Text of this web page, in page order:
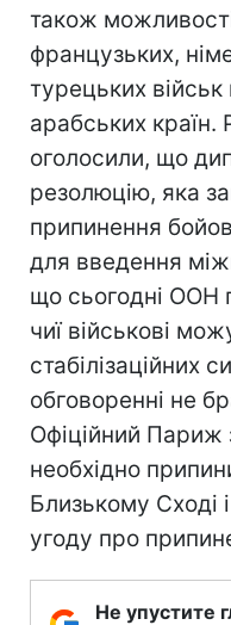
також
французьких,
турецьких
арабських
оголосили, що
резолюцію, яка
припинення
для введення
що сьогодні ООН
чиї військові
стабілізаційних
обговоренні не
Офіційний Париж
необхідно
Близькому Сході
угоду про
Не упустите